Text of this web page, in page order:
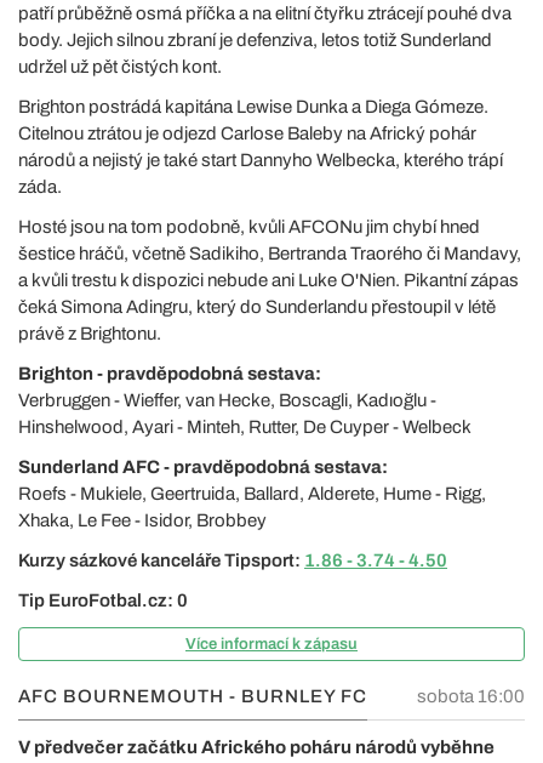
patří průběžně osmá příčka a na elitní čtyřku ztrácejí pouhé dva
body. Jejich silnou zbraní je defenziva, letos totiž Sunderland
udržel už pět čistých kont.
Brighton postrádá kapitána Lewise Dunka a Diega Gómeze.
Citelnou ztrátou je odjezd Carlose Baleby na Africký pohár
národů a nejistý je také start Dannyho Welbecka, kterého trápí
záda.
Hosté jsou na tom podobně, kvůli AFCONu jim chybí hned
šestice hráčů, včetně Sadikiho, Bertranda Traorého či Mandavy,
a kvůli trestu k dispozici nebude ani Luke O'Nien. Pikantní zápas
čeká Simona Adingru, který do Sunderlandu přestoupil v létě
právě z Brightonu.
Brighton - pravděpodobná sestava:
Verbruggen - Wieffer, van Hecke, Boscagli, Kadıoğlu -
Hinshelwood, Ayari - Minteh, Rutter, De Cuyper - Welbeck
Sunderland AFC - pravděpodobná sestava:
Roefs - Mukiele, Geertruida, Ballard, Alderete, Hume - Rigg,
Xhaka, Le Fee - Isidor, Brobbey
Kurzy sázkové kanceláře Tipsport: 1.86 - 3.74 - 4.50
Tip EuroFotbal.cz: 0
Více informací k zápasu
AFC BOURNEMOUTH - BURNLEY FC sobota 16:00
V předvečer začátku Afrického poháru národů vyběhne